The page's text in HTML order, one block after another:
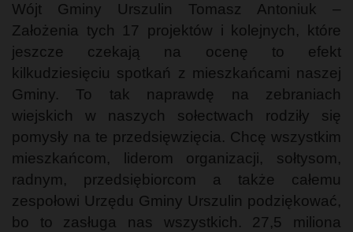
Wójt Gminy Urszulin Tomasz Antoniuk –
Założenia tych 17 projektów i kolejnych, które
jeszcze czekają na ocenę to efekt
kilkudziesięciu spotkań z mieszkańcami naszej
Gminy. To tak naprawdę na zebraniach
wiejskich w naszych sołectwach rodziły się
pomysły na te przedsięwzięcia. Chcę wszystkim
mieszkańcom, liderom organizacji, sołtysom,
radnym, przedsiębiorcom a także całemu
zespołowi Urzędu Gminy Urszulin podziękować,
bo to zasługa nas wszystkich. 27,5 miliona